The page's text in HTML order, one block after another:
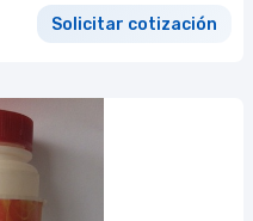
Solicitar cotización